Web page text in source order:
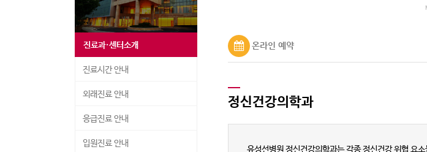
주차안내
진료과·센터소개
진료시간 안내
외래진료 안내
응급진료 안내
입원진료 안내
온라인 예약
정신건강의학과
유성선병원 정신건강의학과는 각종 정신건강 위협 요